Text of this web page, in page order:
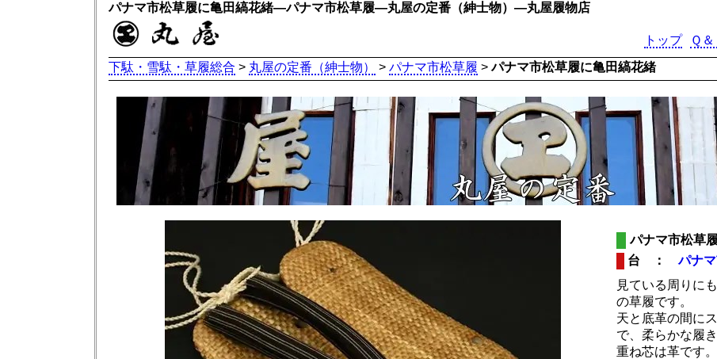
パナマ市松草履に亀田縞花緒―パナマ市松草履―丸屋の定番（紳士物）―丸屋履物店
トップ Ｑ＆
下駄・雪駄・草履総合 > 丸屋の定番（紳士物） > パナマ市松草履 >パナマ市松草履に亀田縞花緒
パナマ市松草
台 ：パナ
見ている周りに
の草履です。
天と底革の間に
で、柔らかな履
重ね芯は革です。